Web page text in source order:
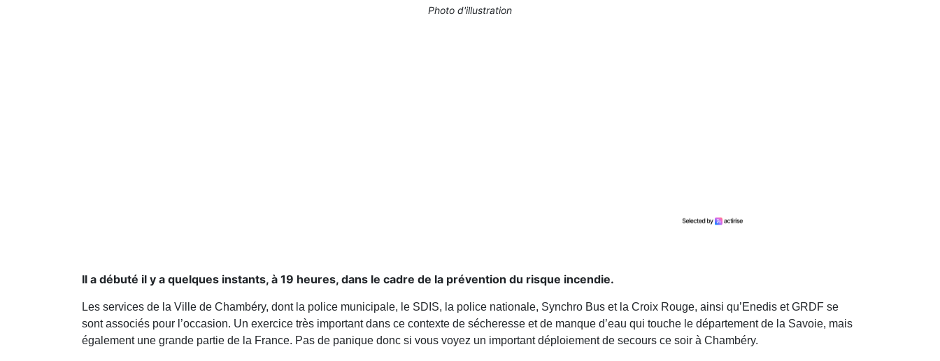
Photo d'illustration
Il a débuté il y a quelques instants, à 19 heures, dans le cadre de la prévention du risque incendie.
Les services de la Ville de Chambéry, dont la police municipale, le SDIS, la police nationale, Synchro Bus et la Croix Rouge, ainsi qu’Enedis et GRDF se
sont associés pour l’occasion. Un exercice très important dans ce contexte de sécheresse et de manque d’eau qui touche le département de la Savoie, mais
également une grande partie de la France. Pas de panique donc si vous voyez un important déploiement de secours ce soir à Chambéry.